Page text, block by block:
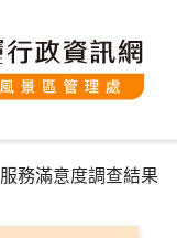
服務滿意度調查結果